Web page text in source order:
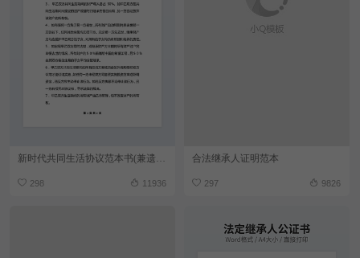
298 11936
合法继承人证明范本
297 9826